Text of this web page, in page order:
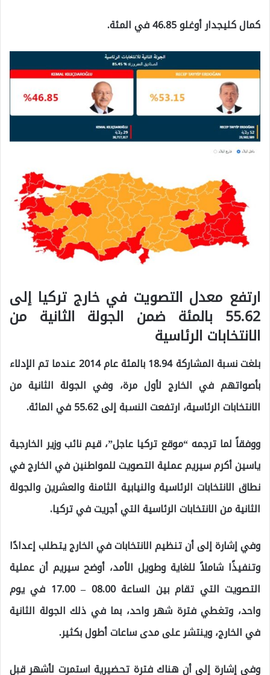
كمال كليجدار أوغلو 46.85 في المئة.
ارتفع معدل التصويت في خارج تركيا إلى
55.62 بالمئة ضمن الجولة الثانية من
الانتخابات الرئاسية
بلغت نسبة المشاركة 18.94 بالمئة عام 2014 عندما تم الإدلاء
بأصواتهم في الخارج لأول مرة، وفي الجولة الثانية من
الانتخابات الرئاسية، ارتفعت النسبة إلى 55.62 في المائة.
ووفقاً لما ترجمه “موقع تركيا عاجل”، قيم نائب وزير الخارجية
ياسين أكرم سيريم عملية التصويت للمواطنين في الخارج في
نطاق الانتخابات الرئاسية والنيابية الثامنة والعشرين والجولة
الثانية من الانتخابات الرئاسية التي أجريت في تركيا.
وفي إشارة إلى أن تنظيم الانتخابات في الخارج يتطلب إعدادًا
وتنفيذًا شاملاً للغاية وطويل الأمد، أوضح سيريم أن عملية
التصويت التي تقام بين الساعة 08.00 – 17.00 في يوم
واحد، وتغطي فترة شهر واحد، بما في ذلك الجولة الثانية
في الخارج، وينتشر على مدى ساعات أطول بكثير.
وفي إشارة إلى أن هناك فترة تحضيرية استمرت لأشهر قبل